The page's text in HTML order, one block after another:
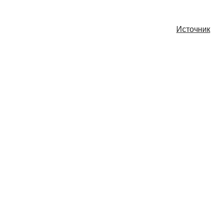
Источник